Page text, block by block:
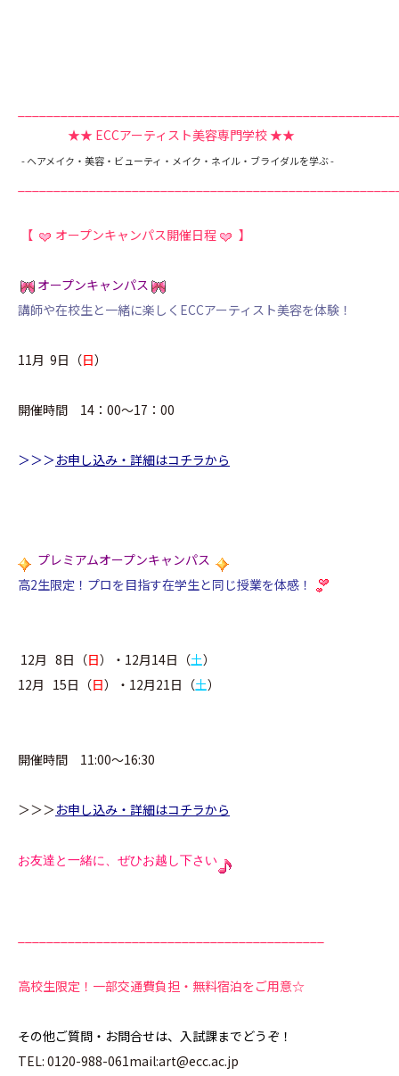
★★ ECCアーティスト美容専門学校 ★★
- ヘアメイク・美容・ビューティ・メイク・ネイル・ブライダルを学ぶ -
【 オープンキャンパス開催日程 】
オープンキャンパス
講師や在校生と一緒に楽しくECCアーティスト美容を体験！
11月 9日（日）
開催時間 14：00～17：00
＞＞＞お申し込み・詳細はコチラから
プレミアムオープンキャンパス
高2生限定！ プロを目指す在学生と同じ授業を体感！
12月 8日（日）・12月14日（土）
12月 15日（日）・12月21日（土）
開催時間 11:00～16:30
＞＞＞お申し込み・詳細はコチラから
お友達と一緒に、ぜひお越し下さい
高校生限定！一部交通費負担・無料宿泊をご用意☆
その他ご質問・お問合せは、入試課までどうぞ！
TEL: 0120-988-061mail:art@ecc.ac.jp